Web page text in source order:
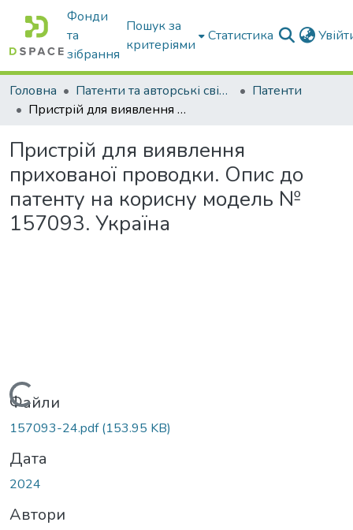
Фонди
та
зібрання
Пошук за
критеріями
Статистика
Головна Патенти та авторські свідоцтва
Патенти
Пристрій для виявлення прихованої проводки. Опис до патенту на корисну модель № 157093. Україна
Пристрій для виявлення
прихованої проводки. Опис до
патенту на корисну модель №
157093. Україна
Вантажиться...
Файли
157093-24.pdf(153.95 KB)
Дата
2024
Автори